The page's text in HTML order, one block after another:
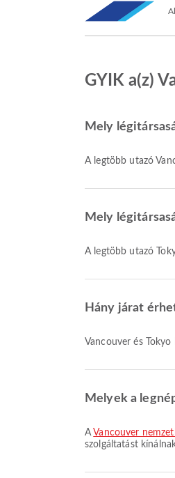
GYIK a(z)
Mely
A legtöbb utazó
Mely
A legtöbb utazó
Hány járat
Vancouver és
Melyek a
A Vancouver
szolgáltatást